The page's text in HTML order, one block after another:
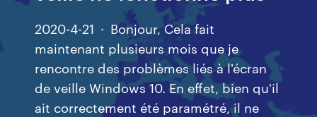
2020-4-21 · Bonjour, Cela fait
maintenant plusieurs mois que je
rencontre des problèmes liés à l'écran
de veille Windows 10. En effet, bien qu'il
ait correctement été paramétré, il ne